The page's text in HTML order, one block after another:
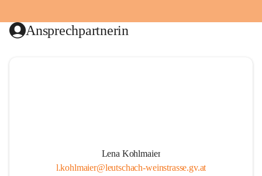
Ansprechpartnerin
Lena Kohlmaier
l.kohlmaier@leutschach-weinstrasse.gv.at